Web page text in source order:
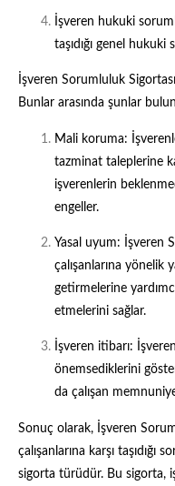
İşveren hukuki
taşıdığı genel
İşveren Sorumluluk
Bunlar arasında şunlar
Mali koruma:
tazminat taleplerine
işverenlerin
engeller.
Yasal uyum: İşveren
çalışanlarına yönelik
getirmelerine
etmelerini sağlar.
İşveren itibarı:
önemsediklerini
da çalışan
Sonuç olarak, İşveren
çalışanlarına karşı
sigorta türüdür. Bu sigorta,